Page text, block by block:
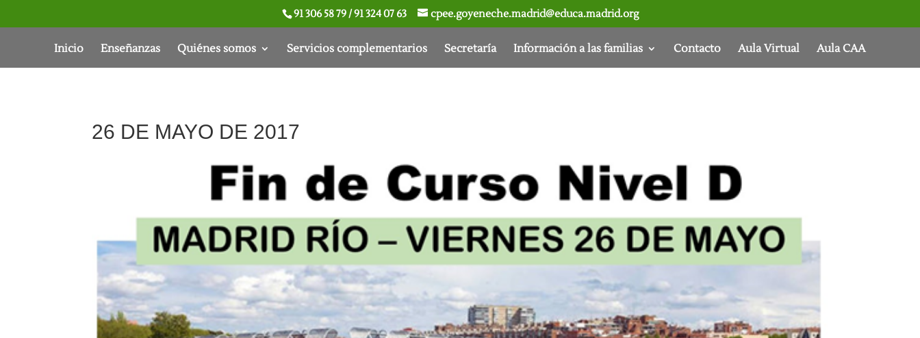
91 306 58 79 / 91 324 07 63 cpee.goyeneche.madrid@educa.madrid.org
Inicio Enseñanzas Quiénes somos Servicios complementarios Secretaría Información a las familias Contacto Aula Virtual Aula CAA
26 DE MAYO DE 2017